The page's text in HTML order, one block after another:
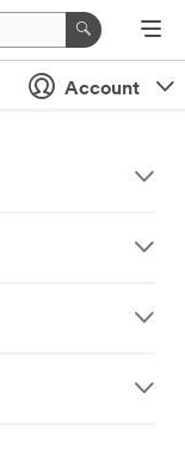
Account